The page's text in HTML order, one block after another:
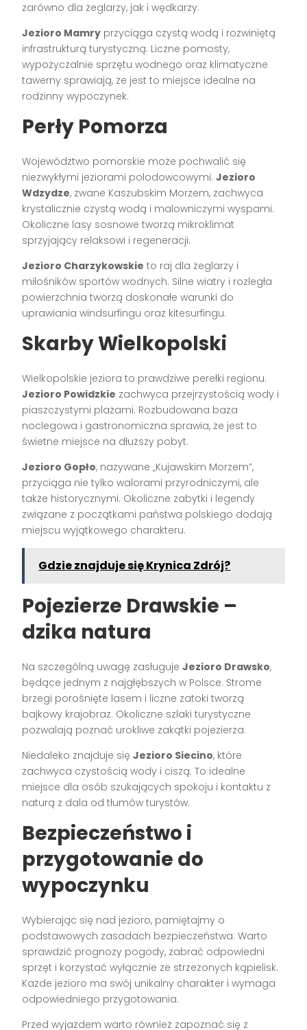
zarówno dla żeglarzy, jak i wędkarzy.
Jezioro Mamry przyciąga czystą wodą i rozwiniętą
infrastrukturą turystyczną. Liczne pomosty,
wypożyczalnie sprzętu wodnego oraz klimatyczne
tawerny sprawiają, że jest to miejsce idealne na
rodzinny wypoczynek.
Perły Pomorza
Województwo pomorskie może pochwalić się
niezwykłymi jeziorami polodowcowymi.Jezioro
Wdzydze, zwane Kaszubskim Morzem, zachwyca
krystalicznie czystą wodą i malowniczymi wyspami.
Okoliczne lasy sosnowe tworzą mikroklimat
sprzyjający relaksowi i regeneracji.
Jezioro Charzykowskie to raj dla żeglarzy i
miłośników sportów wodnych. Silne wiatry i rozległa
powierzchnia tworzą doskonałe warunki do
uprawiania windsurfingu oraz kitesurfingu.
Skarby Wielkopolski
Wielkopolskie jeziora to prawdziwe perełki regionu.
Jezioro Powidzkie zachwyca przejrzystością wody i
piaszczystymi plażami. Rozbudowana baza
noclegowa i gastronomiczna sprawia, że jest to
świetne miejsce na dłuższy pobyt.
Jezioro Gopło, nazywane „Kujawskim Morzem”,
przyciąga nie tylko walorami przyrodniczymi, ale
także historycznymi. Okoliczne zabytki i legendy
związane z początkami państwa polskiego dodają
miejscu wyjątkowego charakteru.
Gdzie znajduje się Krynica Zdrój?
Pojezierze Drawskie –
dzika natura
Na szczególną uwagę zasługujeJezioro Drawsko,
będące jednym z najgłębszych w Polsce. Strome
brzegi porośnięte lasem i liczne zatoki tworzą
bajkowy krajobraz. Okoliczne szlaki turystyczne
pozwalają poznać urokliwe zakątki pojezierza.
Niedaleko znajduje sięJezioro Siecino, które
zachwyca czystością wody i ciszą. To idealne
miejsce dla osób szukających spokoju i kontaktu z
naturą z dala od tłumów turystów.
Bezpieczeństwo i
przygotowanie do
wypoczynku
Wybierając się nad jezioro, pamiętajmy o
podstawowych zasadach bezpieczeństwa. Warto
sprawdzić prognozy pogody, zabrać odpowiedni
sprzęt i korzystać wyłącznie ze strzeżonych kąpielisk.
Każde jezioro ma swój unikalny charakter i wymaga
odpowiedniego przygotowania.
Przed wyjazdem warto również zapoznać się z